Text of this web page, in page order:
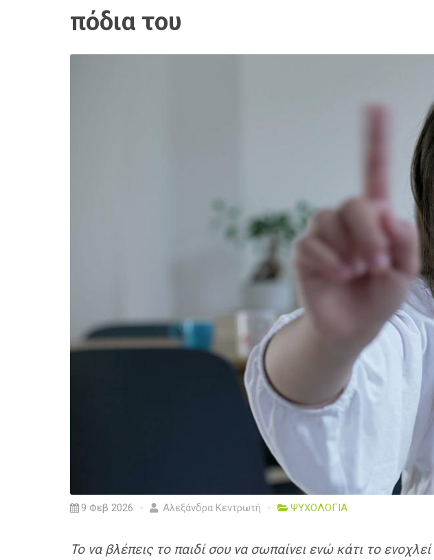
πόδια του
9 Φεβ 2026 Αλεξάνδρα Κεντρωτή ΨΥΧΟΛΟΓΙΑ
Το να βλέπεις το παιδί σου να σωπαίνει ενώ κάτι το